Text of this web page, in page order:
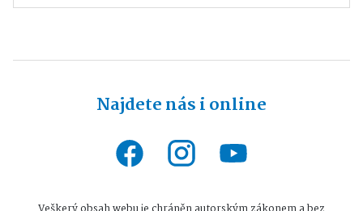
Najdete nás i online